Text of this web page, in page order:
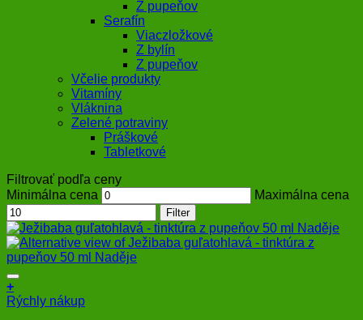
Z pupeňov
Serafín
Viaczložkové
Z bylín
Z pupeňov
Včelie produkty
Vitamíny
Vláknina
Zelené potraviny
Práškové
Tabletkové
Filtrovať podľa ceny
Minimálna cena
Maximálna cena
Filter
+
Rýchly nákup